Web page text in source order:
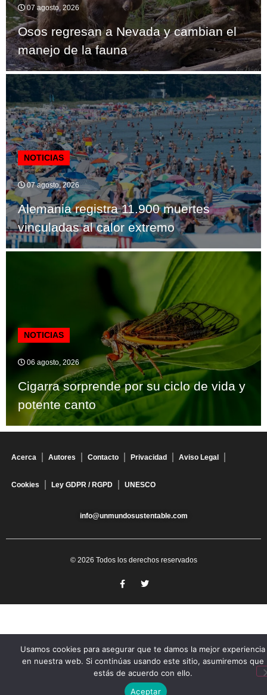
07 agosto, 2026
Osos regresan a Nevada y cambian el
manejo de la fauna
NOTICIAS
07 agosto, 2026
Alemania registra 11.900 muertes
vinculadas al calor extremo
NOTICIAS
06 agosto, 2026
Cigarra sorprende por su ciclo de vida y
potente canto
Acerca Autores Contacto Privacidad Aviso Legal
Cookies Ley GDPR / RGPD UNESCO
info@unmundosustentable.com
© 2026 Todos los derechos reservados
Usamos cookies para asegurar que te damos la mejor experiencia
en nuestra web. Si continúas usando este sitio, asumiremos que
estás de acuerdo con ello.
Aceptar